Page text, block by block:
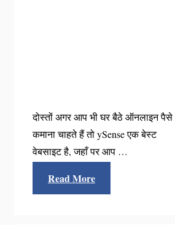
दोस्तों अगर आप भी घर बैठे ऑनलाइन पैसे
कमाना चाहते हैं तो ySense एक बेस्ट
वेबसाइट है, जहाँ पर आप …
Read More